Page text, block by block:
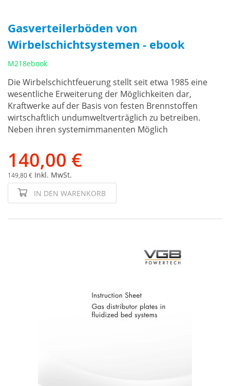
Gasverteilerböden von
Wirbelschichtsystemen - ebook
M218ebook
Die Wirbelschichtfeuerung stellt seit etwa 1985 eine
wesentliche Erweiterung der Möglichkeiten dar,
Kraftwerke auf der Basis von festen Brennstoffen
wirtschaftlich undumweltverträglich zu betreiben.
Neben ihren systemimmanenten Möglich
140,00 €
149,80 € Inkl. MwSt.
IN DEN WARENKORB